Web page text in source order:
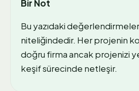
Bir Not
Bu yazıdaki
niteliğindedir. Her projenin
doğru firma ancak projenizi
keşif sürecinde netleşir.